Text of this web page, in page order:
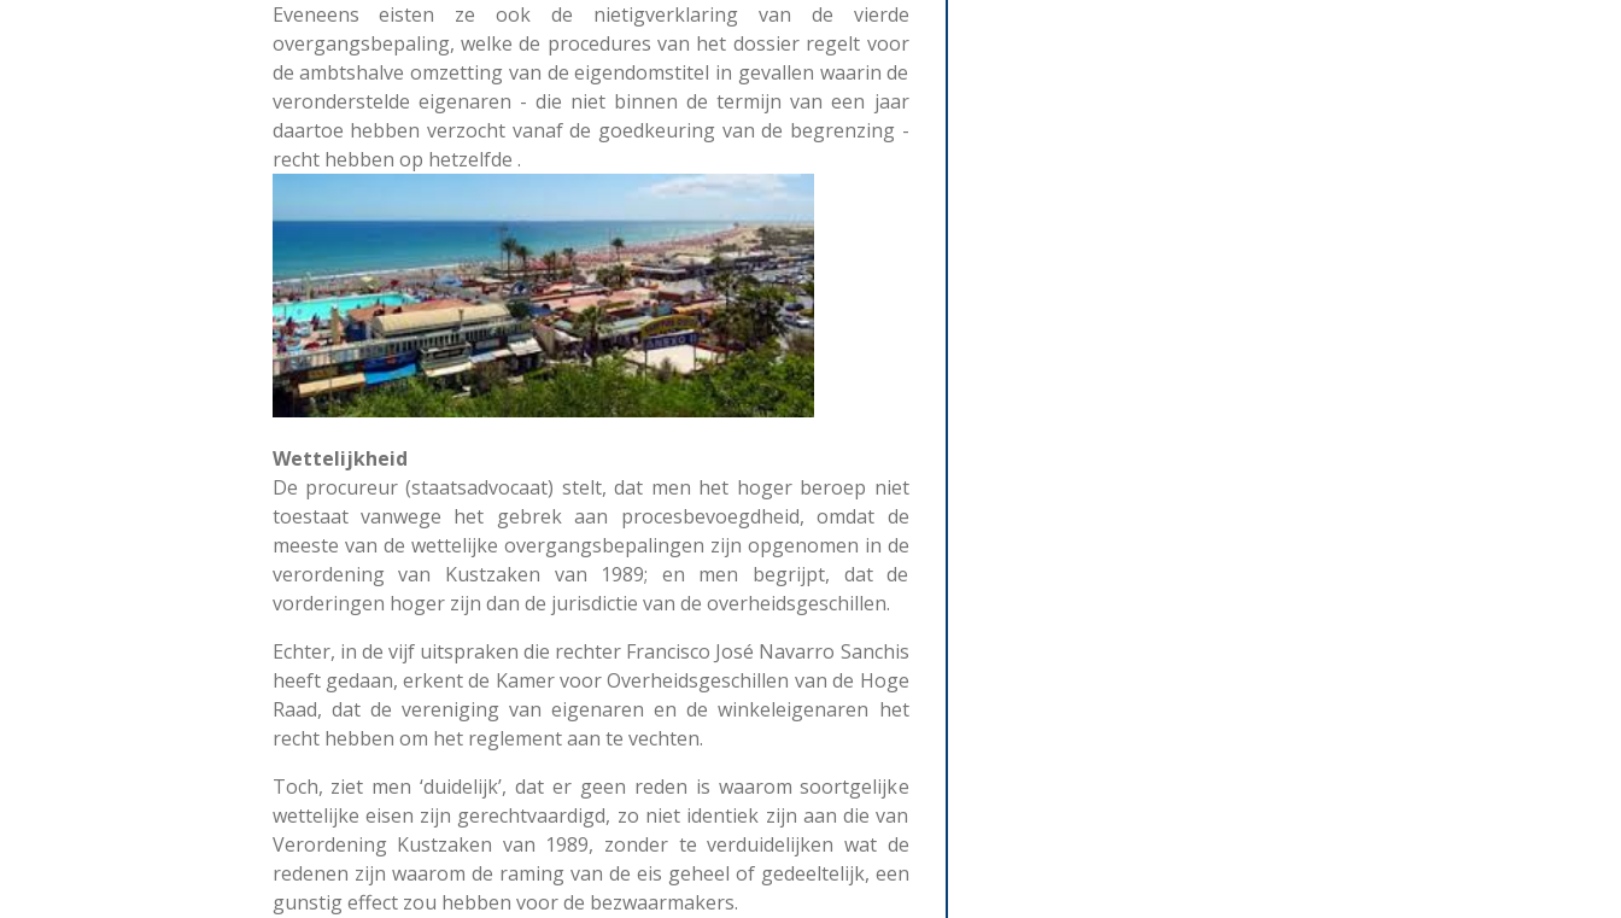
Eveneens eisten ze ook de nietigverklaring van de vierde
overgangsbepaling, welke de procedures van het dossier regelt voor
de ambtshalve omzetting van de eigendomstitel in gevallen waarin de
veronderstelde eigenaren - die niet binnen de termijn van een jaar
daartoe hebben verzocht vanaf de goedkeuring van de begrenzing -
recht hebben op hetzelfde .
Wettelijkheid
De procureur (staatsadvocaat) stelt, dat men het hoger beroep niet
toestaat vanwege het gebrek aan procesbevoegdheid, omdat de
meeste van de wettelijke overgangsbepalingen zijn opgenomen in de
verordening van Kustzaken van 1989; en men begrijpt, dat de
vorderingen hoger zijn dan de jurisdictie van de overheidsgeschillen.
Echter, in de vijf uitspraken die rechter Francisco José Navarro Sanchis
heeft gedaan, erkent de Kamer voor Overheidsgeschillen van de Hoge
Raad, dat de vereniging van eigenaren en de winkeleigenaren het
recht hebben om het reglement aan te vechten.
Toch, ziet men ‘duidelijk’, dat er geen reden is waarom soortgelijke
wettelijke eisen zijn gerechtvaardigd, zo niet identiek zijn aan die van
Verordening Kustzaken van 1989, zonder te verduidelijken wat de
redenen zijn waarom de raming van de eis geheel of gedeeltelijk, een
gunstig effect zou hebben voor de bezwaarmakers.